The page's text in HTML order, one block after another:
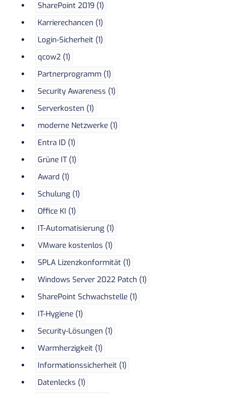
SharePoint 2019 (1)
Karrierechancen (1)
Login-Sicherheit (1)
qcow2 (1)
Partnerprogramm (1)
Security Awareness (1)
Serverkosten (1)
moderne Netzwerke (1)
Entra ID (1)
Grüne IT (1)
Award (1)
Schulung (1)
Office KI (1)
IT-Automatisierung (1)
VMware kostenlos (1)
SPLA Lizenzkonformität (1)
Windows Server 2022 Patch (1)
SharePoint Schwachstelle (1)
IT-Hygiene (1)
Security-Lösungen (1)
Warmherzigkeit (1)
Informationssicherheit (1)
Datenlecks (1)